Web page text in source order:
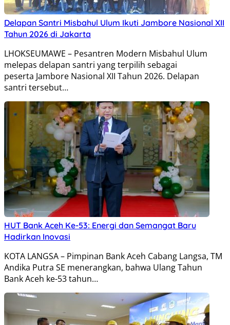
Delapan Santri Misbahul Ulum Ikuti Jambore Nasional XII
Tahun 2026 di Jakarta
LHOKSEUMAWE – Pesantren Modern Misbahul Ulum
melepas delapan santri yang terpilih sebagai
peserta Jambore Nasional XII Tahun 2026. Delapan
santri tersebut…
HUT Bank Aceh Ke-53: Energi dan Semangat Baru
Hadirkan Inovasi
KOTA LANGSA – Pimpinan Bank Aceh Cabang Langsa, TM
Andika Putra SE menerangkan, bahwa Ulang Tahun
Bank Aceh ke-53 tahun…